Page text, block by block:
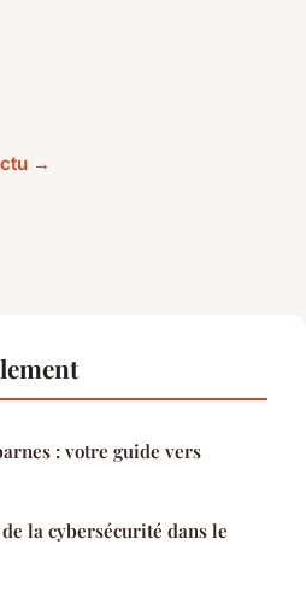
→
: votre guide vers
la cybersécurité dans le